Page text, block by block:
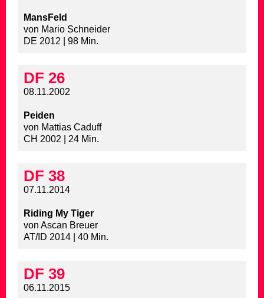
MansFeld
von Mario Schneider
DE 2012 | 98 Min.
DF 26
08.11.2002
Peiden
von Mattias Caduff
CH 2002 | 24 Min.
DF 38
07.11.2014
Riding My Tiger
von Ascan Breuer
AT/ID 2014 | 40 Min.
DF 39
06.11.2015